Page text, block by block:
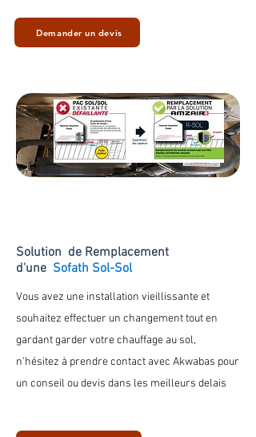
Demander un devis
Solution de Remplacement
d'une Sofath Sol-Sol
Vous avez une installation vieillissante et
souhaitez effectuer un changement tout en
gardantgarder votre chauffage au sol,
n'hésitez à prendre contact avec Akwabas pour
un conseil ou devis dans les meilleurs delais